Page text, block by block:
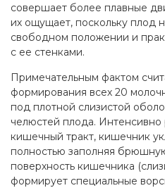
совершает более плавные
их ощущает, поскольку плод
свободном положении и
с ее стенками.
Примечательным фактом
формирования всех 20
под плотной слизистой
челюстей плода. Интенсивно
кишечный тракт, кишечник
полностью заполняя
поверхность кишечника
формирует специальные